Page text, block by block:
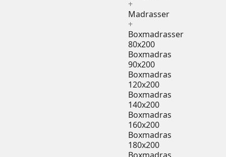
+
Madrasser
+
Boxmadrasser
80x200
Boxmadras
90x200
Boxmadras
120x200
Boxmadras
140x200
Boxmadras
160x200
Boxmadras
180x200